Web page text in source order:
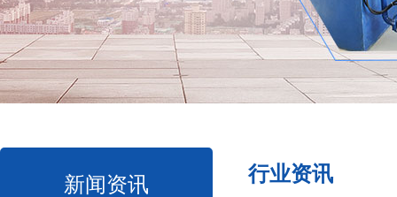
新闻资讯 行业资讯